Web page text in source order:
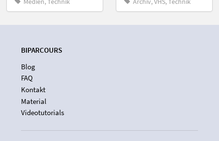
BIPARCOURS
Blog
FAQ
Kontakt
Material
Videotutorials